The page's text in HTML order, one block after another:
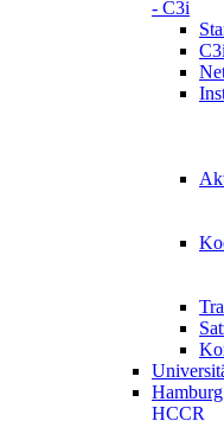
- C3i
HCCR